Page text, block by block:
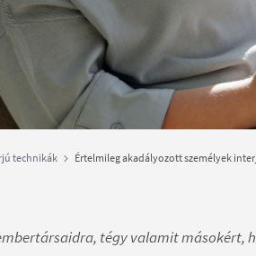
technikák Értelmileg akadályozott személyek
tégy valamit másokért,